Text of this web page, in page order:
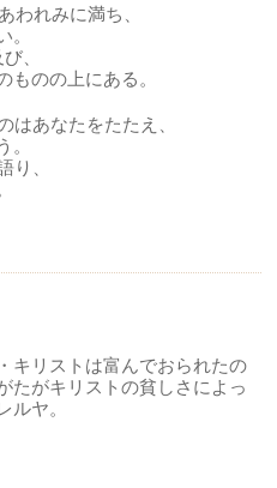
われみに満ち、
、
のの上にある。
あなたをたたえ、
、
キリストは富んでおられたの
たがキリストの貧しさによっ
ヤ。